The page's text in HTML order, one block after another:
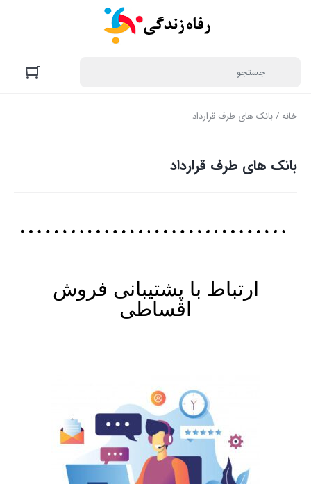
خانه/ بانک های طرف قرارداد
بانک های طرف قرارداد
ارتباط با پشتیبانی فروش
اقساطی